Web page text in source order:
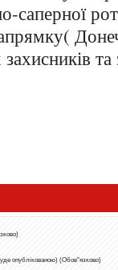
саперної
опублікованою) (Обов"язково)